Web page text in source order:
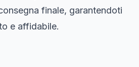
finale, garantendoti
e affidabile.